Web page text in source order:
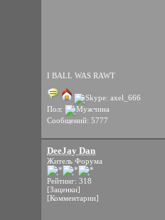
I BALL WAS RAWT
Пол:
Сообщений: 5777
DeeJay Dan
Житель Форума
Рейтинг: 318
[Заценки]
[Комментарии]